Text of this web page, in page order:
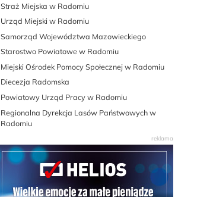
Straż Miejska w Radomiu
Urząd Miejski w Radomiu
Samorząd Województwa Mazowieckiego
Starostwo Powiatowe w Radomiu
Miejski Ośrodek Pomocy Społecznej w Radomiu
Diecezja Radomska
Powiatowy Urząd Pracy w Radomiu
Regionalna Dyrekcja Lasów Państwowych w
Radomiu